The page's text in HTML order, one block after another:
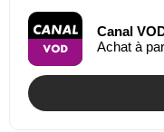
Canal
Achat à